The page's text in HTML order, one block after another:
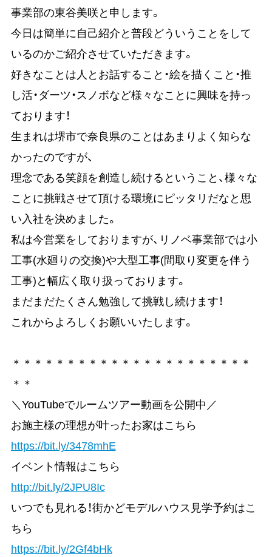
事業部の東谷美咲と申します。
今日は簡単に自己紹介と普段どういうことをして
いるのかご紹介させていただきます。
好きなことは人とお話すること・絵を描くこと・推
し活・ダーツ・スノボなど様々なことに興味を持っ
ております！
生まれは堺市で奈良県のことはあまりよく知らな
かったのですが、
理念である笑顔を創造し続けるということ、様々な
ことに挑戦させて頂ける環境にピッタリだなと思
い入社を決めました。
私は今営業をしておりますが、リノベ事業部では小
工事(水廻りの交換)や大型工事(間取り変更を伴う
工事)と幅広く取り扱っております。
まだまだたくさん勉強して挑戦し続けます！
これからよろしくお願いいたします。
＊＊＊＊＊＊＊＊＊＊＊＊＊＊＊＊＊＊＊＊＊＊
＊＊
＼YouTubeでルームツアー動画を公開中／
お施主様の理想が叶ったお家はこちら
https://bit.ly/3478mhE
イベント情報はこちら
http://bit.ly/2JPU8Ic
いつでも見れる！街かどモデルハウス見学予約はこ
ちら
https://bit.ly/2Gf4bHk